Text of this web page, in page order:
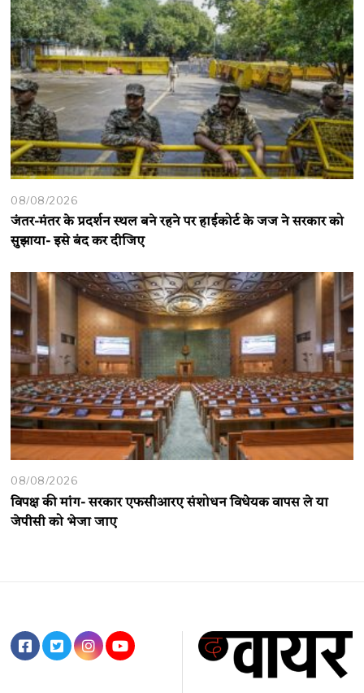
08/08/2026
जंतर-मंतर के प्रदर्शन स्थल बने रहने पर हाईकोर्ट के जज ने सरकार को
सुझाया- इसे बंद कर दीजिए
08/08/2026
विपक्ष की मांग- सरकार एफसीआरए संशोधन विधेयक वापस ले या
जेपीसी को भेजा जाए